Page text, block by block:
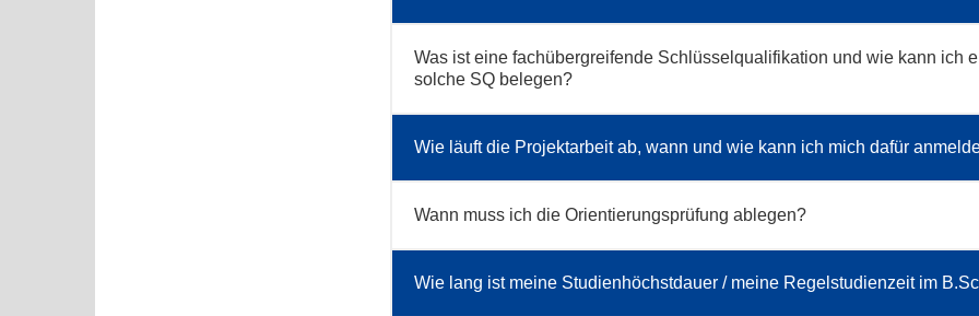
Was ist eine fachübergreifende Schlüsselqualifikation und wie kann ich
solche SQ belegen?
Wie läuft die Projektarbeit ab, wann und wie kann ich mich dafür
Wann muss ich die Orientierungsprüfung ablegen?
Wie lang ist meine Studienhöchstdauer / meine Regelstudienzeit im